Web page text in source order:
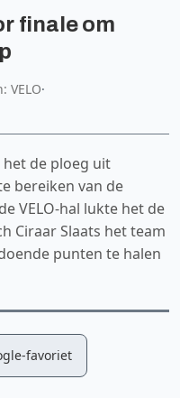
finale om
VELO·
de ploeg uit
bereiken van de
VELO-hal lukte het de
Ciraar Slaats het team
punten te halen
favoriet